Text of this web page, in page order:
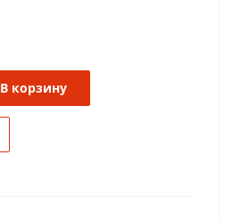
В корзину